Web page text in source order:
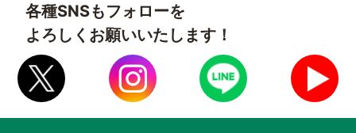
各種SNSもフォローを
よろしくお願いいたします！